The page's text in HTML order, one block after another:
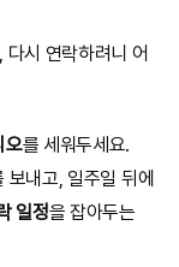
시 연락하려니 어
오를 세워두세요.
내고, 일주일 뒤에
일정을 잡아두는